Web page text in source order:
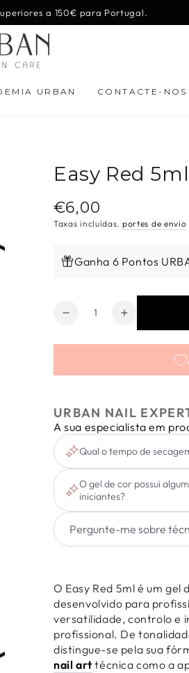
a 150€ para Portugal.
URBAN CONTACTE-NOS
Easy Red 5ml
Preço
regular
€6,00
Taxas incluídas. portes de envio
Ganha 6 Pontos
Quantidade
Diminuir
quantidade
Easy
5ml
Aumentar
quantidade
Easy
5ml
URBAN NAIL
A sua especialista em
Qual o tempo de
O gel de cor possui
iniciantes?
O Easy Red 5ml é um
desenvolvido para
versatilidade, controlo e
profissional. De
distingue-se pela sua
nail art técnica como a